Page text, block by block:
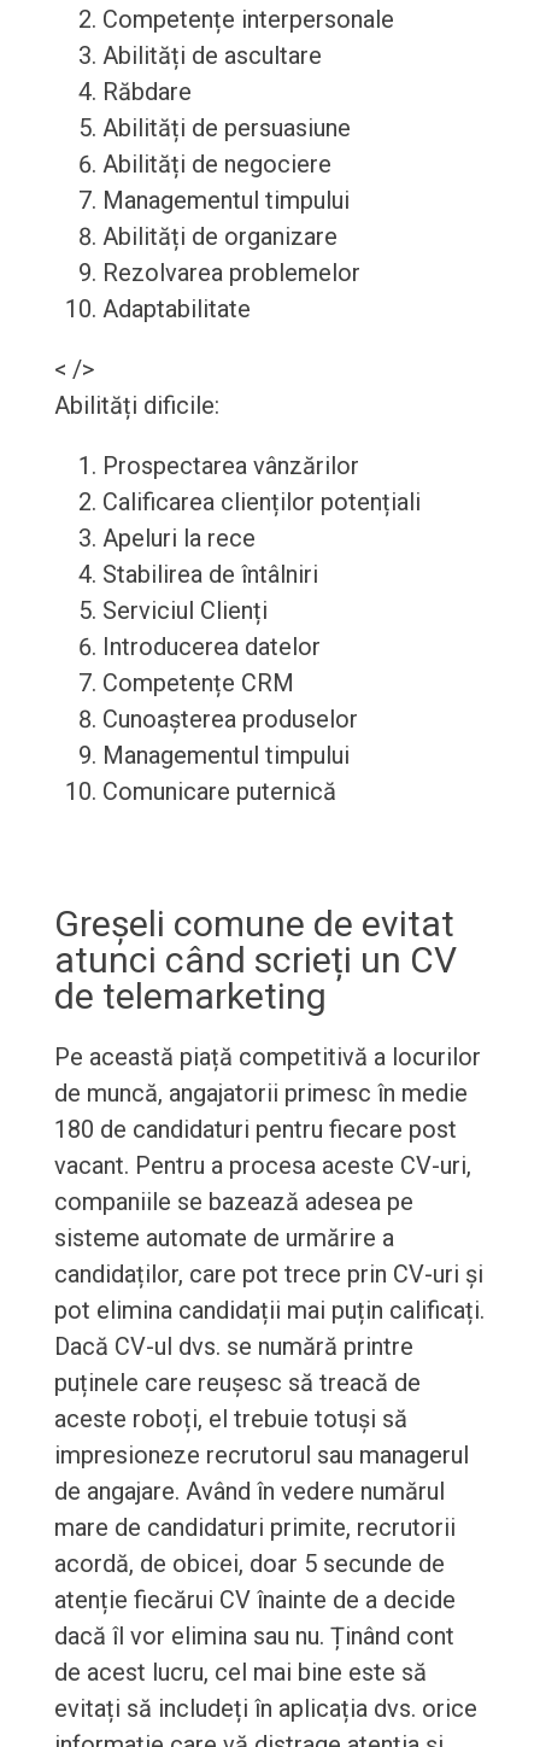
Competențe interpersonale
Abilități de ascultare
Răbdare
Abilități de persuasiune
Abilități de negociere
Managementul timpului
Abilități de organizare
Rezolvarea problemelor
Adaptabilitate
< />
Abilități dificile:
Prospectarea vânzărilor
Calificarea clienților potențiali
Apeluri la rece
Stabilirea de întâlniri
Serviciul Clienți
Introducerea datelor
Competențe CRM
Cunoașterea produselor
Managementul timpului
Comunicare puternică
Greșeli comune de evitat
atunci când scrieți un CV
de telemarketing
Pe această piață competitivă a locurilor
de muncă, angajatorii primesc în medie
180 de candidaturi pentru fiecare post
vacant. Pentru a procesa aceste CV-uri,
companiile se bazează adesea pe
sisteme automate de urmărire a
candidaților, care pot trece prin CV-uri și
pot elimina candidații mai puțin calificați.
Dacă CV-ul dvs. se numără printre
puținele care reușesc să treacă de
aceste roboți, el trebuie totuși să
impresioneze recrutorul sau managerul
de angajare. Având în vedere numărul
mare de candidaturi primite, recrutorii
acordă, de obicei, doar 5 secunde de
atenție fiecărui CV înainte de a decide
dacă îl vor elimina sau nu. Ținând cont
de acest lucru, cel mai bine este să
evitați să includeți în aplicația dvs. orice